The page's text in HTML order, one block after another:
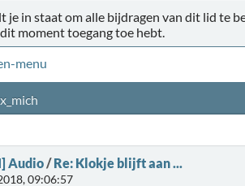
je in staat om alle bijdragen van dit lid te
moment toegang toe hebt.
menu
Audio/Re: Klokje blijft aan ...
09:06:57